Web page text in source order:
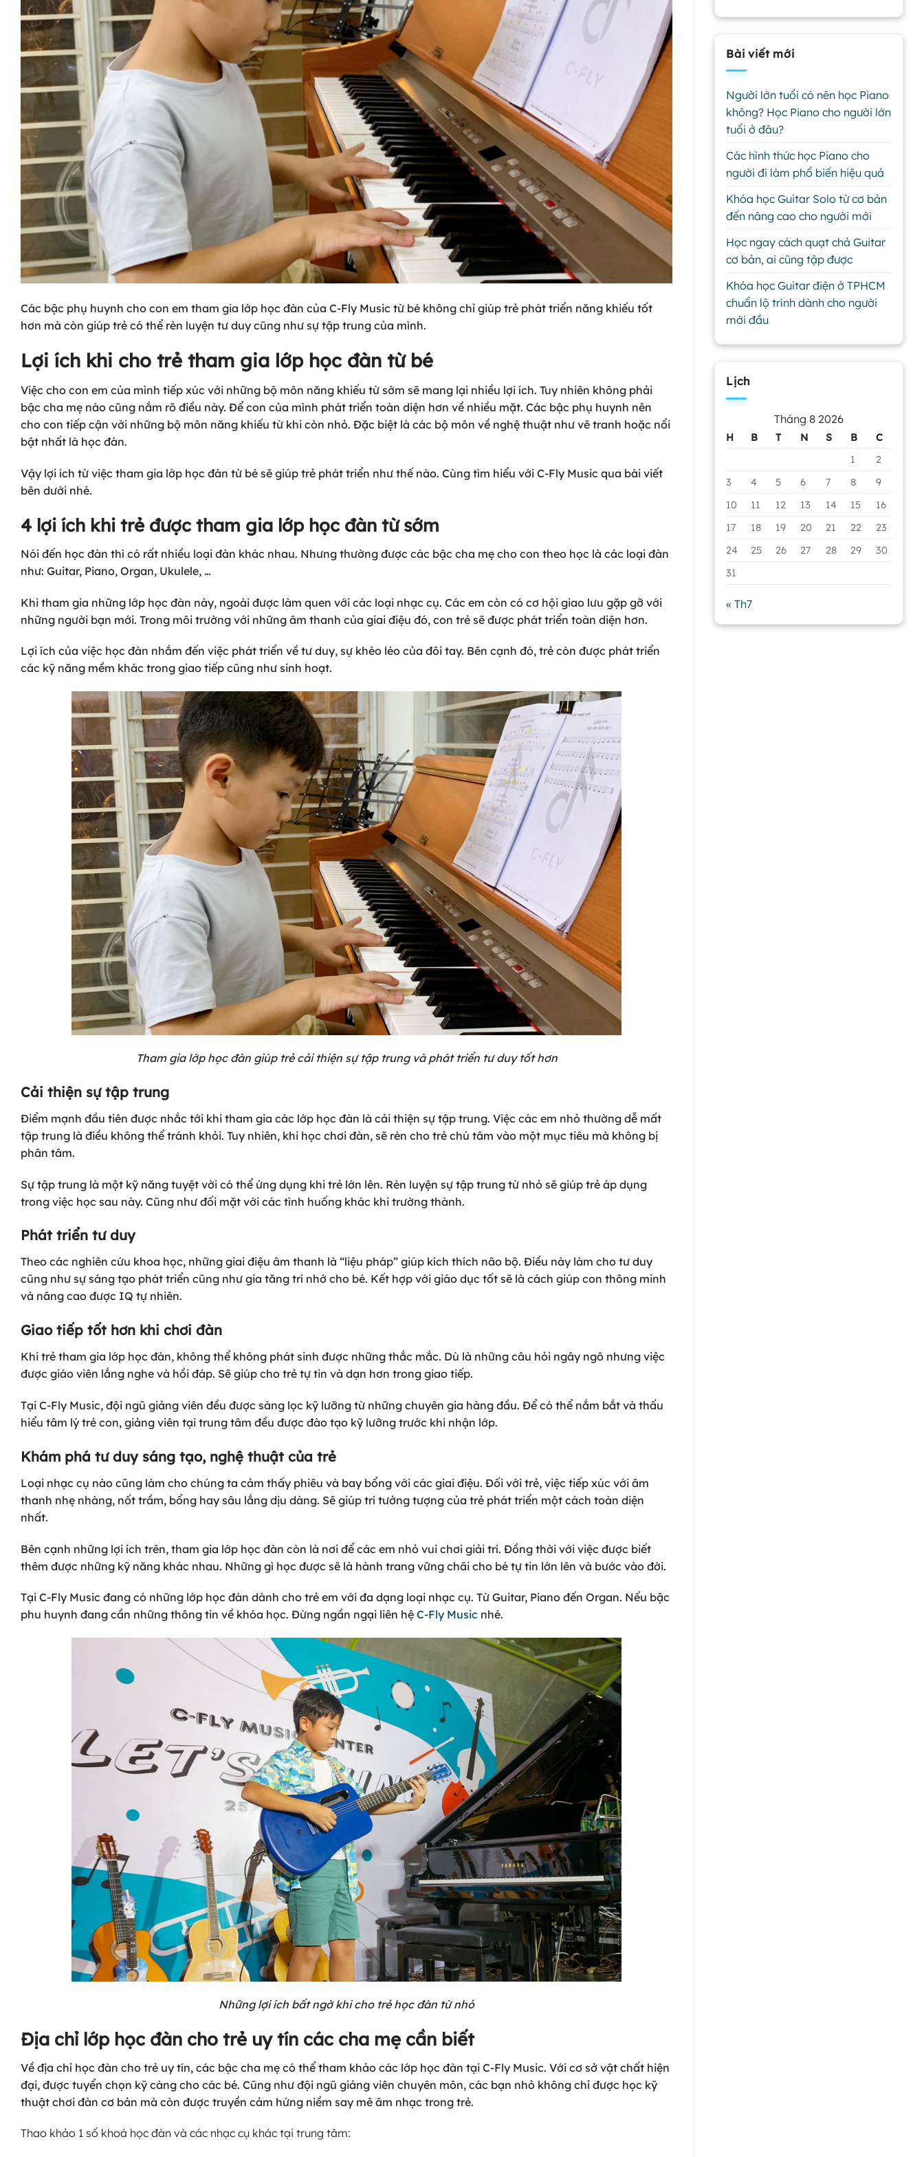
Các bậc phụ huynh cho con em tham gia lớp học đàn của C-Fly Music từ bé không chỉ giúp trẻ phát triển năng khiếu tốt
hơn mà còn giúp trẻ có thể rèn luyện tư duy cũng như sự tập trung của mình.
Lợi ích khi cho trẻ tham gia lớp học đàn từ bé
Việc cho con em của mình tiếp xúc với những bộ môn năng khiếu từ sớm sẽ mang lại nhiều lợi ích. Tuy nhiên không phải
bậc cha mẹ nào cũng nắm rõ điều này. Để con của mình phát triển toàn diện hơn về nhiều mặt. Các bậc phụ huynh nên
cho con tiếp cận với những bộ môn năng khiếu từ khi còn nhỏ. Đặc biệt là các bộ môn về nghệ thuật như vẽ tranh hoặc nổi
bật nhất là học đàn.
Vậy lợi ích từ việc tham gia lớp học đàn từ bé sẽ giúp trẻ phát triển như thế nào. Cùng tìm hiểu với C-Fly Music qua bài viết
bên dưới nhé.
4 lợi ích khi trẻ được tham gia lớp học đàn từ sớm
Nói đến học đàn thì có rất nhiều loại đàn khác nhau. Nhưng thường được các bậc cha mẹ cho con theo học là các loại đàn
như: Guitar, Piano, Organ, Ukulele, …
Khi tham gia những lớp học đàn này, ngoài được làm quen với các loại nhạc cụ. Các em còn có cơ hội giao lưu gặp gỡ với
những người bạn mới. Trong môi trường với những âm thanh của giai điệu đó, con trẻ sẽ được phát triển toàn diện hơn.
Lợi ích của việc học đàn nhắm đến việc phát triển về tư duy, sự khéo léo của đôi tay. Bên cạnh đó, trẻ còn được phát triển
các kỹ năng mềm khác trong giao tiếp cũng như sinh hoạt.
Tham gia lớp học đàn giúp trẻ cải thiện sự tập trung và phát triển tư duy tốt hơn
Cải thiện sự tập trung
Điểm mạnh đầu tiên được nhắc tới khi tham gia các lớp học đàn là cải thiện sự tập trung. Việc các em nhỏ thường dễ mất
tập trung là điều không thể tránh khỏi. Tuy nhiên, khi học chơi đàn, sẽ rèn cho trẻ chú tâm vào một mục tiêu mà không bị
phân tâm.
Sự tập trung là một kỹ năng tuyệt vời có thể ứng dụng khi trẻ lớn lên. Rèn luyện sự tập trung từ nhỏ sẽ giúp trẻ áp dụng
trong việc học sau này. Cũng như đối mặt với các tình huống khác khi trường thành.
Phát triển tư duy
Theo các nghiên cứu khoa học, những giai điệu âm thanh là “liệu pháp” giúp kích thích não bộ. Điều này làm cho tư duy
cũng như sự sáng tạo phát triển cũng như gia tăng trí nhớ cho bé. Kết hợp với giáo dục tốt sẽ là cách giúp con thông minh
và nâng cao được IQ tự nhiên.
Giao tiếp tốt hơn khi chơi đàn
Khi trẻ tham gia lớp học đàn, không thể không phát sinh được những thắc mắc. Dù là những câu hỏi ngây ngô nhưng việc
được giáo viên lắng nghe và hồi đáp. Sẽ giúp cho trẻ tự tin và dạn hơn trong giao tiếp.
Tại C-Fly Music, đội ngũ giảng viên đều được sàng lọc kỹ lưỡng từ những chuyên gia hàng đầu. Để có thể nắm bắt và thấu
hiểu tâm lý trẻ con, giảng viên tại trung tâm đều được đào tạo kỹ lưỡng trước khi nhận lớp.
Khám phá tư duy sáng tạo, nghệ thuật của trẻ
Loại nhạc cụ nào cũng làm cho chúng ta cảm thấy phiêu và bay bổng với các giai điệu. Đối với trẻ, việc tiếp xúc với âm
thanh nhẹ nhàng, nốt trầm, bổng hay sâu lắng dịu dàng. Sẽ giúp trí tưởng tượng của trẻ phát triển một cách toàn diện
nhất.
Bên cạnh những lợi ích trên, tham gia lớp học đàn còn là nơi để các em nhỏ vui chơi giải trí. Đồng thời với việc được biết
thêm được những kỹ năng khác nhau. Những gì học được sẽ là hành trang vững chãi cho bé tự tin lớn lên và bước vào đời.
Tại C-Fly Music đang có những lớp học đàn dành cho trẻ em với đa dạng loại nhạc cụ. Từ Guitar, Piano đến Organ. Nếu bậc
phu huynh đang cần những thông tin về khóa học. Đừng ngần ngại liên hệ C-Fly Music nhé.
Những lợi ích bất ngờ khi cho trẻ học đàn từ nhỏ
Địa chỉ lớp học đàn cho trẻ uy tín các cha mẹ cần biết
Về địa chỉ học đàn cho trẻ uy tín, các bậc cha mẹ có thể tham khảo các lớp học đàn tại C-Fly Music. Với cơ sở vật chất hiện
đại, được tuyển chọn kỹ càng cho các bé. Cũng như đội ngũ giảng viên chuyên môn, các bạn nhỏ không chỉ được học kỹ
thuật chơi đàn cơ bản mà còn được truyền cảm hứng niềm say mê âm nhạc trong trẻ.
Thao khảo 1 số khoá học đàn và các nhạc cụ khác tại trung tâm:
Bài viết mới
Người lớn tuổi có nên học Piano
không? Học Piano cho người lớn
tuổi ở đâu?
Các hình thức học Piano cho
người đi làm phổ biến hiệu quả
Khóa học Guitar Solo từ cơ bản
đến nâng cao cho người mới
Học ngay cách quạt chả Guitar
cơ bản, ai cũng tập được
Khóa học Guitar điện ở TPHCM
chuẩn lộ trình dành cho người
mới đầu
Lịch
Tháng 8 2026
H B T N S B
C
1
2
3
4 5 6 7 8
9
10
11 12 13 14 15
16
17
18 19 20 21 22
23
24
25 26 27 28 29
30
31
« Th7